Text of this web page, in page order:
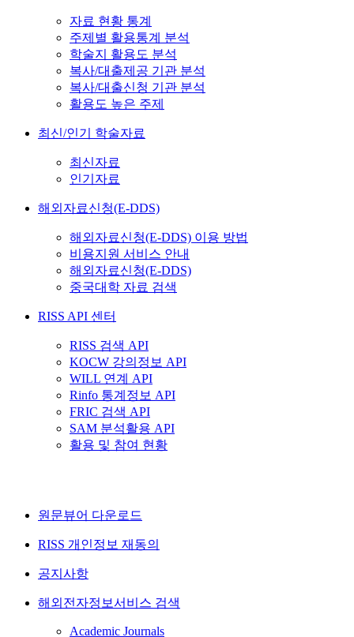
자료 현황 통계
주제별 활용통계 분석
학술지 활용도 분석
복사/대출제공 기관 분석
복사/대출신청 기관 분석
활용도 높은 주제
최신/인기 학술자료
최신자료
인기자료
해외자료신청(E-DDS)
해외자료신청(E-DDS) 이용 방법
비용지원 서비스 안내
해외자료신청(E-DDS)
중국대학 자료 검색
RISS API 센터
RISS 검색 API
KOCW 강의정보 API
WILL 연계 API
Rinfo 통계정보 API
FRIC 검색 API
SAM 분석활용 API
활용 및 참여 현황
원문뷰어 다운로드
RISS 개인정보 재동의
공지사항
해외전자정보서비스 검색
Academic Journals